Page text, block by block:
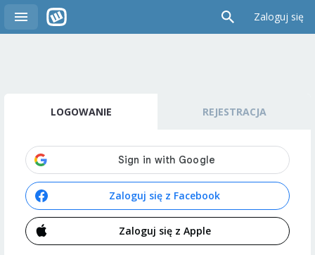
Zaloguj się
LOGOWANIE REJESTRACJA
Zaloguj się z Facebook
Zaloguj się z Apple